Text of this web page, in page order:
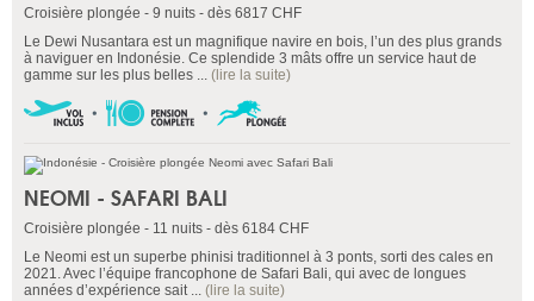
Croisière plongée - 9 nuits - dès 6817 CHF
Le Dewi Nusantara est un magnifique navire en bois, l’un des plus grands
à naviguer en Indonésie. Ce splendide 3 mâts offre un service haut de
gamme sur les plus belles ... (lire la suite)
NEOMI - SAFARI BALI
Croisière plongée - 11 nuits - dès 6184 CHF
Le Neomi est un superbe phinisi traditionnel à 3 ponts, sorti des cales en
2021. Avec l’équipe francophone de Safari Bali, qui avec de longues
années d’expérience sait ... (lire la suite)